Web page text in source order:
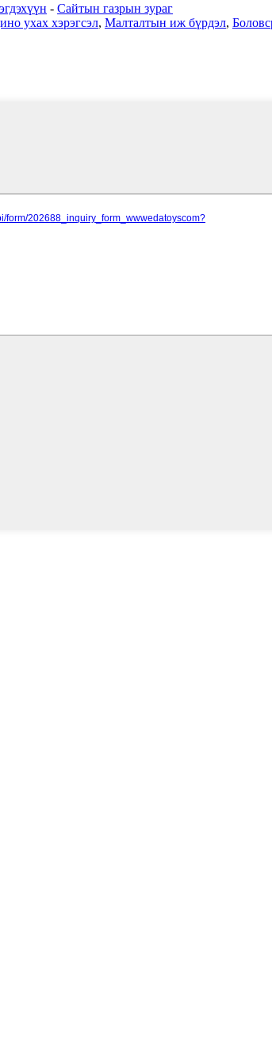
- Сайтын газрын зураг
ухах хэрэгсэл, Малталтын иж бүрдэл,